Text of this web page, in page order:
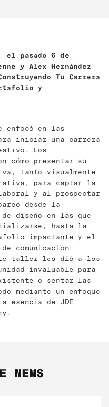
el pasado 6 de
y Alex Hernández
Tu Carrera
y
en las
iniciar una carrera
Los
cómo presentar su
tanto visualmente
para captar la
y al prospectar
desde la
diseño en las que
hasta la
impactante y el
comunicación
taller les dió a los
invaluable para
o sentar las
mediante un enfoque
esencia de JDE
NEWS